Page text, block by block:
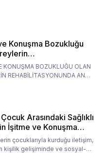
Konuşma Bozukluğu
Ana
Tutumları
KONUŞMA BOZUKLUĞU OLAN
REHABİLİTASYONUNDA ANA
Arasındaki Sağlıklı
İşitme ve Konuşma
Rolü
çocuklarıyla kurduğu iletişim,
kişilik gelişiminde ve sosyal-